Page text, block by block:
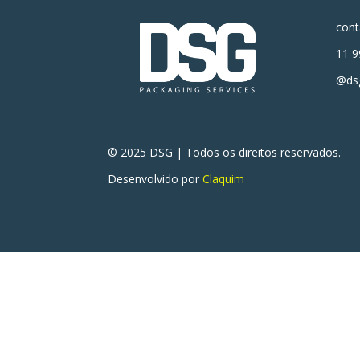
11
© 2025 DSG | Todos os direitos reservados.
Desenvolvido porClaquim